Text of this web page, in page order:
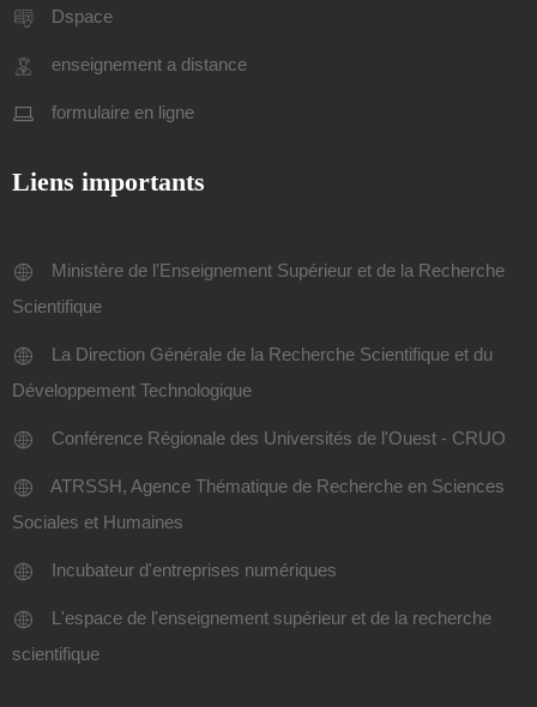
Dspace
enseignement a distance
formulaire en ligne
Liens importants
Ministère de l'Enseignement Supérieur et de la Recherche
Scientifique
La Direction Générale de la Recherche Scientifique et du
Développement Technologique
Conférence Régionale des Universités de l'Ouest - CRUO
ATRSSH, Agence Thématique de Recherche en Sciences
Sociales et Humaines
Incubateur d'entreprises numériques
L'espace de l'enseignement supérieur et de la recherche
scientifique